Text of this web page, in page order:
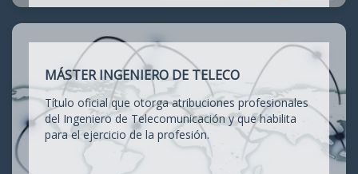
MÁSTER INGENIERO DE TELECO
Título oficial que otorga atribuciones profesionales
del Ingeniero de Telecomunicación y que habilita
para el ejercicio de la profesión.